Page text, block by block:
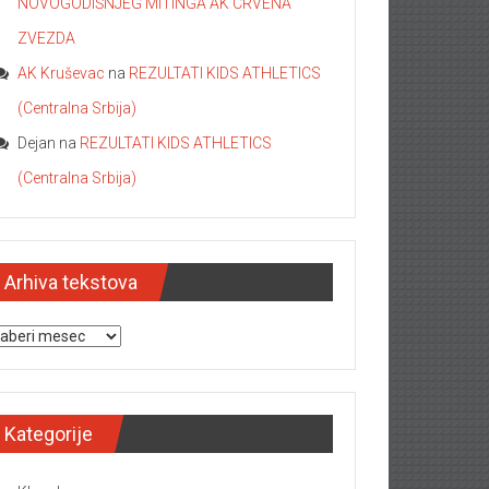
NOVOGODIŠNJEG MITINGA AK CRVENA
ZVEZDA
AK Kruševac na REZULTATI KIDS ATHLETICS
(Centralna Srbija)
Dejan na REZULTATI KIDS ATHLETICS
(Centralna Srbija)
Arhiva tekstova
tekstova
Kategorije